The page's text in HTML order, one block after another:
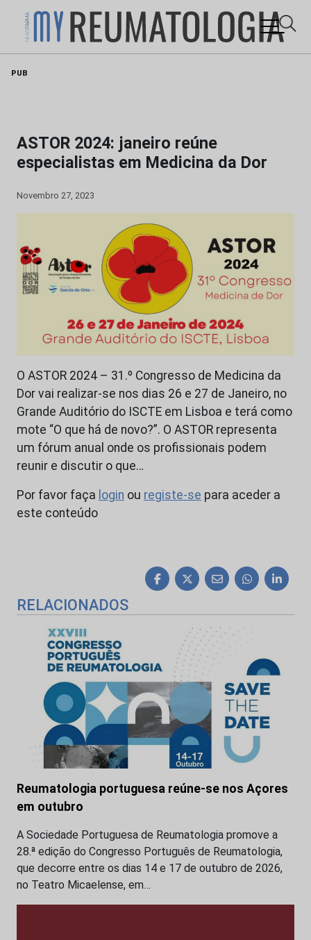
PUB
ASTOR 2024: janeiro reúne
especialistas em Medicina da Dor
Novembro 27, 2023
O ASTOR 2024 – 31.º Congresso de Medicina da
Dor vai realizar-se nos dias 26 e 27 de Janeiro, no
Grande Auditório do ISCTE em Lisboa e terá como
mote “O que há de novo?”. O ASTOR representa
um fórum anual onde os profissionais podem
reunir e discutir o que…
Por favor faça login ou registe-se para aceder a
este conteúdo
RELACIONADOS
Reumatologia portuguesa reúne-se nos Açores
em outubro
A Sociedade Portuguesa de Reumatologia promove a
28.ª edição do Congresso Português de Reumatologia,
que decorre entre os dias 14 e 17 de outubro de 2026,
no Teatro Micaelense, em…